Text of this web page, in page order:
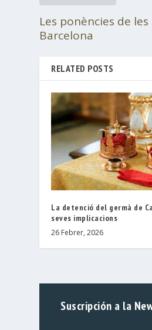
Les ponències de
Barcelona
RELATED POSTS
La detenció del germà de
seves implicacions
26 Febrer, 2026
Suscripción a la